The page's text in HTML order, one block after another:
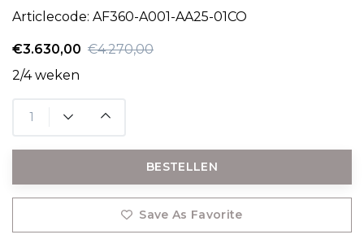
Articlecode: AF360-A001-AA25-01CO
€3.630,00 €4.270,00
2/4 weken
BESTELLEN
Save As Favorite